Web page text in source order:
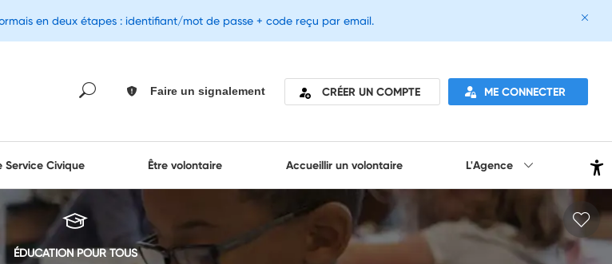
Faire un signalement CRÉER UN COMPTE ME CONNECTER
Service Civique Être volontaire Accueillir un volontaire L'Agence
ÉDUCATION POUR TOUS
en deux étapes : identifiant/mot de passe + code reçu par email.